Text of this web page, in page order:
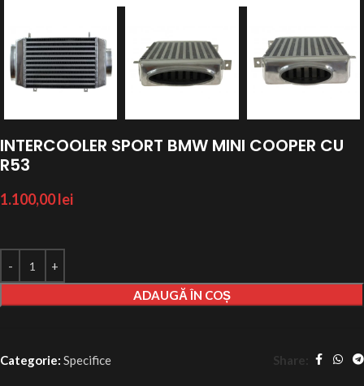
INTERCOOLER SPORT BMW MINI COOPER CU
R53
1.100,00lei
ADAUGĂ ÎN COȘ
Categorie: Specifice ​ Share: